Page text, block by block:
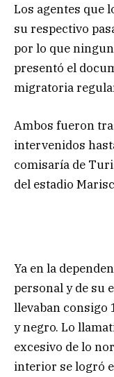
Los agentes que
su respectivo
por lo que
presentó el
migratoria
Ambos fueron
intervenidos
comisaría de
del estadio
Ya en la
personal y de su
llevaban consigo
y negro. Lo
excesivo de lo
interior se logró